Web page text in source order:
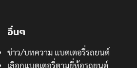
อื่นๆ
ข่าว/บทความ แบตเตอรี่รถยนต์
เลือกแบตเตอรี่ตามยี่ห้อรถยนต์